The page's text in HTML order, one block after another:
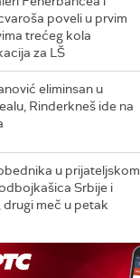
poveli u prvim
trećeg kola
za LŠ
eliminsan u
Rinderkneš ide na
u prijateljskom
Srbije i
drugi meč u petak